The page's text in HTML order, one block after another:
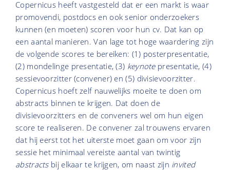
Copernicus heeft vastgesteld dat er een markt is waar
promovendi, postdocs en ook senior onderzoekers
kunnen (en moeten) scoren voor hun cv. Dat kan op
een aantal manieren. Van lage tot hoge waardering zijn
de volgende scores te bereiken: (1) posterpresentatie,
(2) mondelinge presentatie, (3) keynotepresentatie, (4)
sessievoorzitter (convener) en (5) divisievoorzitter.
Copernicus hoeft zelf nauwelijks moeite te doen om
abstracts binnen te krijgen. Dat doen de
divisievoorzitters en de conveners wel om hun eigen
score te realiseren. De convener zal trouwens ervaren
dat hij eerst tot het uiterste moet gaan om voor zijn
sessie het minimaal vereiste aantal van twintig
abstracts bij elkaar te krijgen, om naast zijn invited